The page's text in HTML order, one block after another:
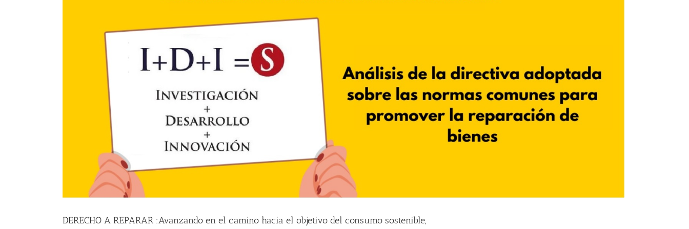
DERECHO A REPARAR :Avanzando en el camino hacia el objetivo del consumo sostenible,